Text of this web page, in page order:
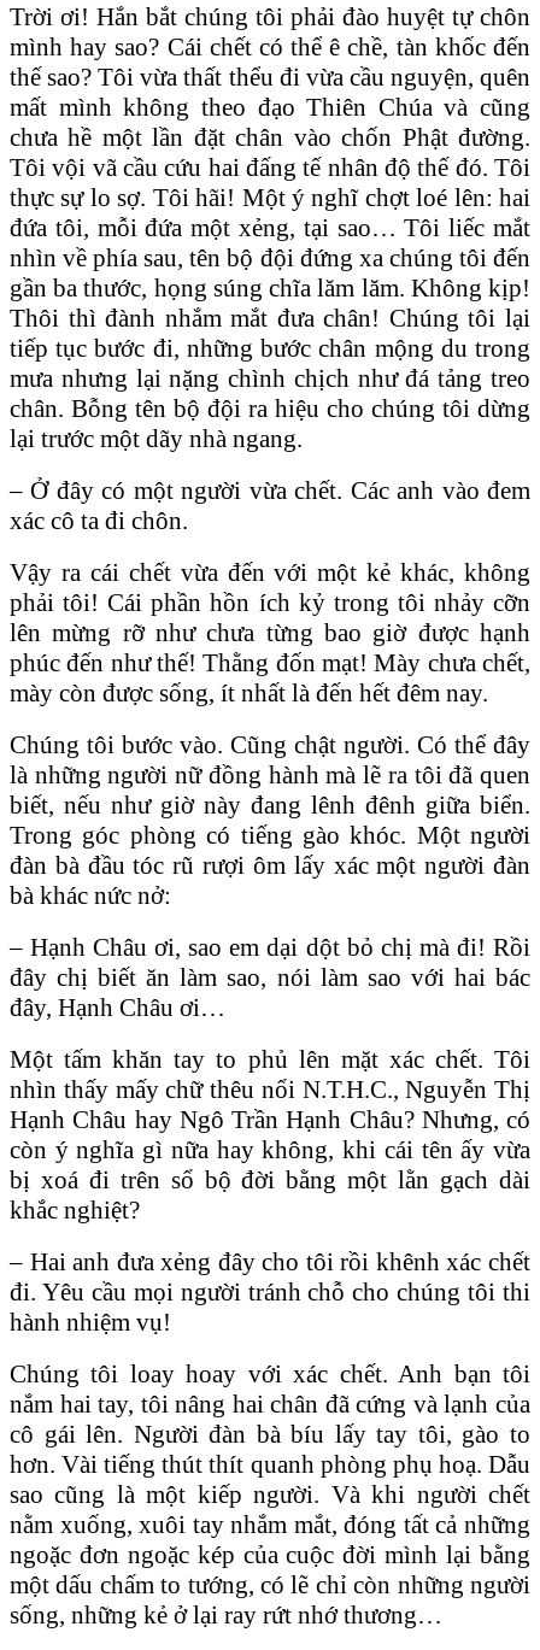
Trời ơi! Hắn bắt chúng tôi phải đào huyệt tự chôn
mình hay sao? Cái chết có thể ê chề, tàn khốc đến
thế sao? Tôi vừa thất thểu đi vừa cầu nguyện, quên
mất mình không theo đạo Thiên Chúa và cũng
chưa hề một lần đặt chân vào chốn Phật đường.
Tôi vội vã cầu cứu hai đấng tế nhân độ thế đó. Tôi
thực sự lo sợ. Tôi hãi! Một ý nghĩ chợt loé lên: hai
đứa tôi, mỗi đứa một xẻng, tại sao… Tôi liếc mắt
nhìn về phía sau, tên bộ đội đứng xa chúng tôi đến
gần ba thước, họng súng chĩa lăm lăm. Không kịp!
Thôi thì đành nhắm mắt đưa chân! Chúng tôi lại
tiếp tục bước đi, những bước chân mộng du trong
mưa nhưng lại nặng chình chịch như đá tảng treo
chân. Bỗng tên bộ đội ra hiệu cho chúng tôi dừng
lại trước một dãy nhà ngang.
– Ở đây có một người vừa chết. Các anh vào đem
xác cô ta đi chôn.
Vậy ra cái chết vừa đến với một kẻ khác, không
phải tôi! Cái phần hồn ích kỷ trong tôi nhảy cỡn
lên mừng rỡ như chưa từng bao giờ được hạnh
phúc đến như thế! Thằng đốn mạt! Mày chưa chết,
mày còn được sống, ít nhất là đến hết đêm nay.
Chúng tôi bước vào. Cũng chật người. Có thể đây
là những người nữ đồng hành mà lẽ ra tôi đã quen
biết, nếu như giờ này đang lênh đênh giữa biển.
Trong góc phòng có tiếng gào khóc. Một người
đàn bà đầu tóc rũ rượi ôm lấy xác một người đàn
bà khác nức nở:
– Hạnh Châu ơi, sao em dại dột bỏ chị mà đi! Rồi
đây chị biết ăn làm sao, nói làm sao với hai bác
đây, Hạnh Châu ơi…
Một tấm khăn tay to phủ lên mặt xác chết. Tôi
nhìn thấy mấy chữ thêu nổi N.T.H.C., Nguyễn Thị
Hạnh Châu hay Ngô Trần Hạnh Châu? Nhưng, có
còn ý nghĩa gì nữa hay không, khi cái tên ấy vừa
bị xoá đi trên sổ bộ đời bằng một lằn gạch dài
khắc nghiệt?
– Hai anh đưa xẻng đây cho tôi rồi khênh xác chết
đi. Yêu cầu mọi người tránh chỗ cho chúng tôi thi
hành nhiệm vụ!
Chúng tôi loay hoay với xác chết. Anh bạn tôi
nắm hai tay, tôi nâng hai chân đã cứng và lạnh của
cô gái lên. Người đàn bà bíu lấy tay tôi, gào to
hơn. Vài tiếng thút thít quanh phòng phụ hoạ. Dẫu
sao cũng là một kiếp người. Và khi người chết
nằm xuống, xuôi tay nhắm mắt, đóng tất cả những
ngoặc đơn ngoặc kép của cuộc đời mình lại bằng
một dấu chấm to tướng, có lẽ chỉ còn những người
sống, những kẻ ở lại ray rứt nhớ thương…